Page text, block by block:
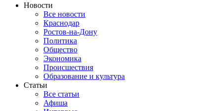
Новости
Все новости
Краснодар
Ростов-на-Дону
Политика
Общество
Экономика
Происшествия
Образование и культура
Статьи
Все статьи
Афиша